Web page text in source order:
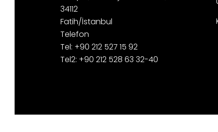
34112
Fatih/İstanbul
Telefon
Tel: +90 212 527 15 92
Tel2: +90 212 528 63 32-40